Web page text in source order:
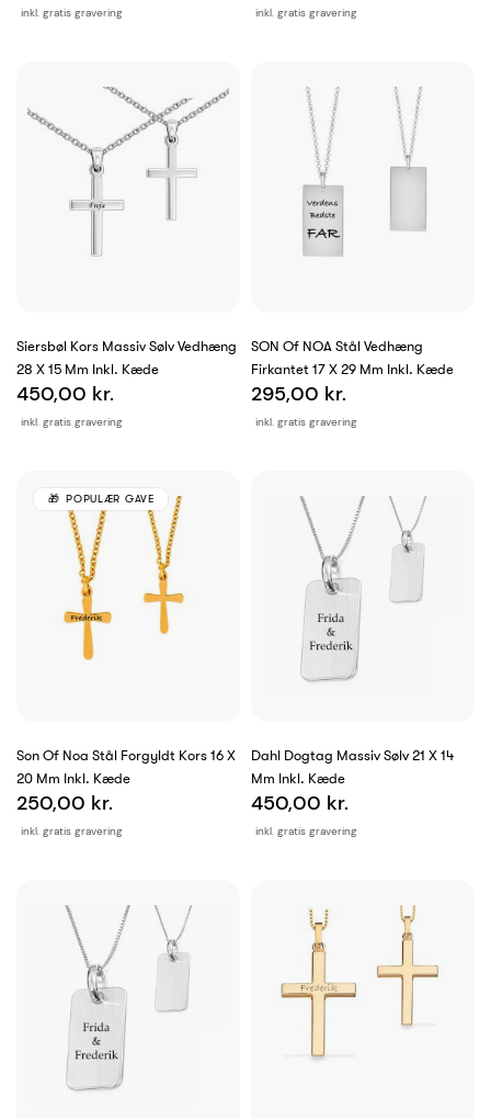
inkl. gratis gravering inkl. gratis gravering
Siersbøl Kors Massiv Sølv Vedhæng
28 X 15 Mm Inkl. Kæde
inkl. gratis gravering
450,00 kr.
SON Of NOA Stål Vedhæng
Firkantet 17 X 29 Mm Inkl. Kæde
inkl. gratis gravering
295,00 kr.
Son Of Noa Stål Forgyldt Kors 16 X
20 Mm Inkl. Kæde
inkl. gratis gravering
250,00 kr.
POPULÆR GAVE
Dahl Dogtag Massiv Sølv 21 X 14
Mm Inkl. Kæde
inkl. gratis gravering
450,00 kr.